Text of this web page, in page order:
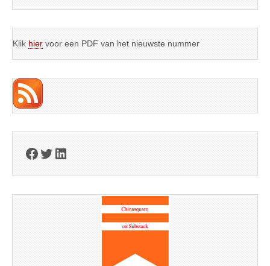
Klik hier voor een PDF van het nieuwste nummer
Facebook
Twitter
LinkedIn